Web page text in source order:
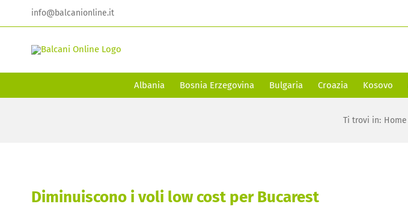
to
info@balcanionline.it
Albania Bosnia Erzegovina Bulgaria Croazia Kosovo
Ti trovi in: Home
Diminuiscono i voli low cost per Bucarest